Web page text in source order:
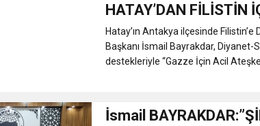
BAŞKAN SAMİ ÜSTÜN’DEN GÖNÜLLERE
HATAY’DAN FİLİSTİN
Hatay’ın Antakya ilçesinde
Başkanı İsmail Bayrakdar, Diyanet-
destekleriyle “Gazze İçin Acil
İsmail